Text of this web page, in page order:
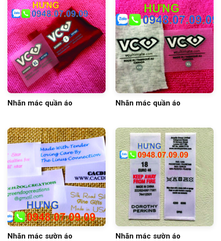
Nhãn mác quần áo Nhãn mác quần áo
Nhãn mác sườn áo Nhãn mác sườn áo